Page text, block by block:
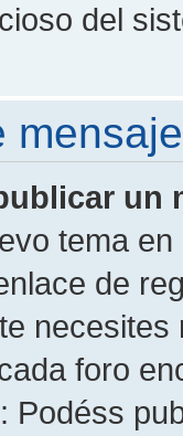
del
un
tema
de
foro
Podéss